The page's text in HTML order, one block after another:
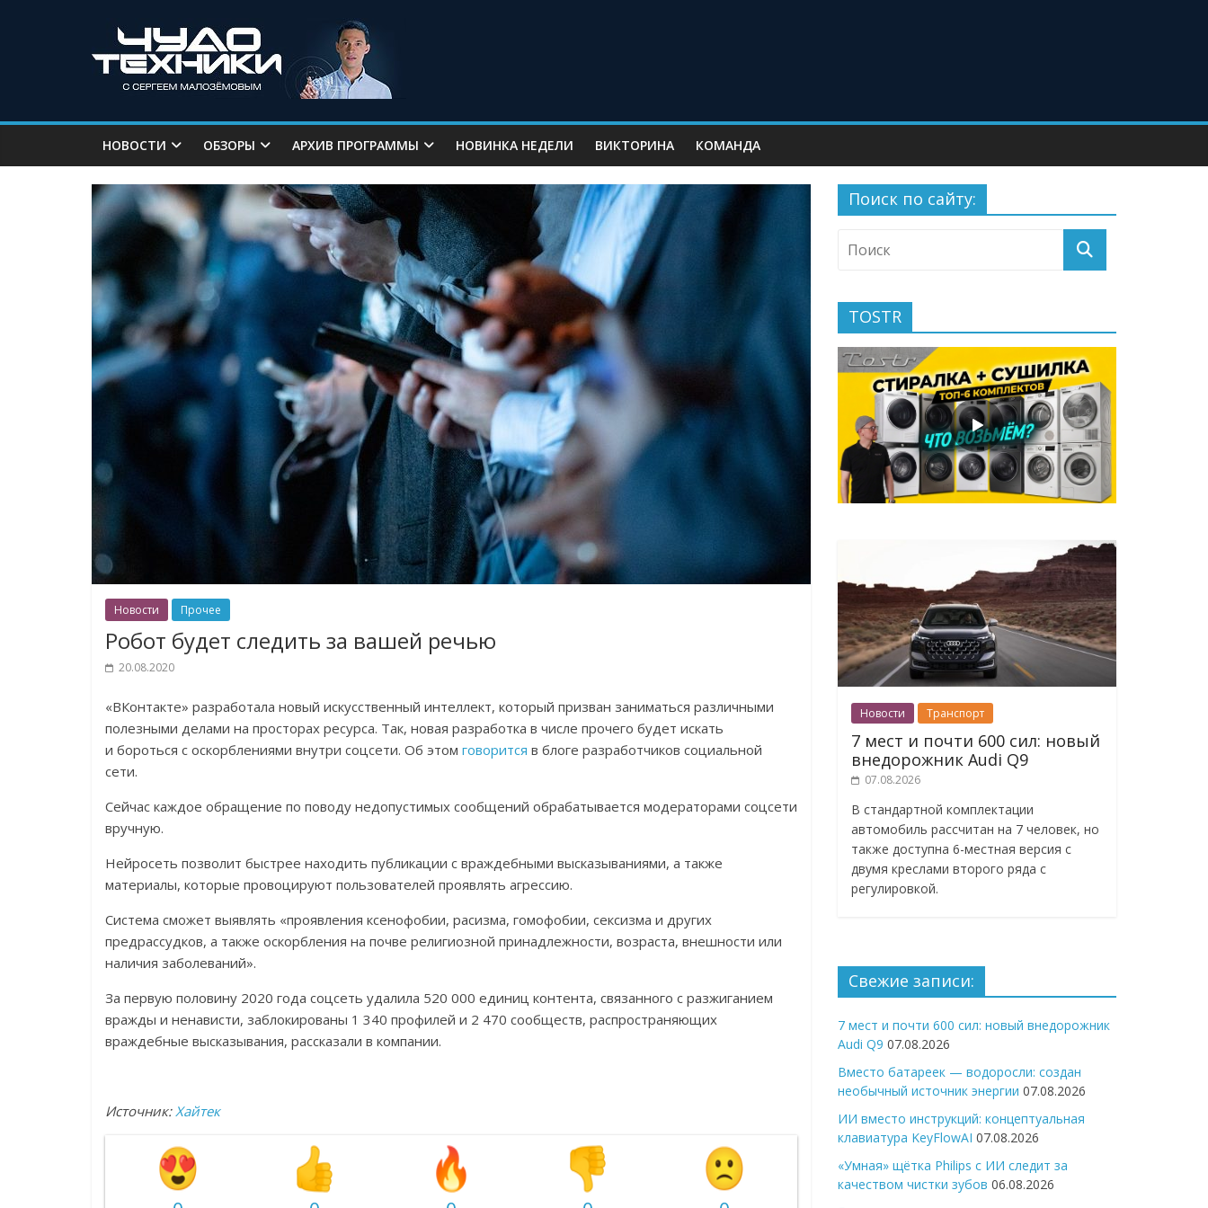
НОВОСТИ ОБЗОРЫ АРХИВ ПРОГРАММЫ НОВИНКА НЕДЕЛИ ВИКТОРИНА КОМАНДА
Новости Прочее
Робот будет следить за вашей речью
20.08.2020
«ВКонтакте» разработала новый искусственный интеллект, который призван заниматься различными
полезными делами на просторах ресурса. Так, новая разработка в числе прочего будет искать
и бороться с оскорблениями внутри соцсети. Об этом говорится в блоге разработчиков социальной
сети.
Сейчас каждое обращение по поводу недопустимых сообщений обрабатывается модераторами соцсети
вручную.
Нейросеть позволит быстрее находить публикации с враждебными высказываниями, а также
материалы, которые провоцируют пользователей проявлять агрессию.
Система сможет выявлять «проявления ксенофобии, расизма, гомофобии, сексизма и других
предрассудков, а также оскорбления на почве религиозной принадлежности, возраста, внешности или
наличия заболеваний».
За первую половину 2020 года соцсеть удалила 520 000 единиц контента, связанного с разжиганием
вражды и ненависти, заблокированы 1 340 профилей и 2 470 сообществ, распространяющих
враждебные высказывания, рассказали в компании.
Источник:Хайтек
Поиск по сайту:
TOSTR
Новости Транспорт
7 мест и почти 600 сил: новый
внедорожник Audi Q9
07.08.2026
В стандартной комплектации
автомобиль рассчитан на 7 человек, но
также доступна 6-местная версия с
двумя креслами второго ряда с
регулировкой.
Свежие записи:
7 мест и почти 600 сил: новый внедорожник
Audi Q9 07.08.2026
Вместо батареек — водоросли: создан
необычный источник энергии 07.08.2026
ИИ вместо инструкций: концептуальная
клавиатура KeyFlowAI 07.08.2026
«Умная» щётка Philips с ИИ следит за
качеством чистки зубов 06.08.2026